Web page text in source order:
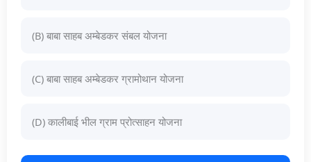
(B) बाबा साहब अम्बेडकर संबल योजना
(C) बाबा साहब अम्बेडकर ग्रामोथान योजना
(D) कालीबाई भील ग्राम प्रोत्साहन योजना